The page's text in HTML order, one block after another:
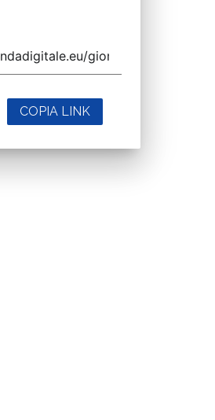
COPIA LINK